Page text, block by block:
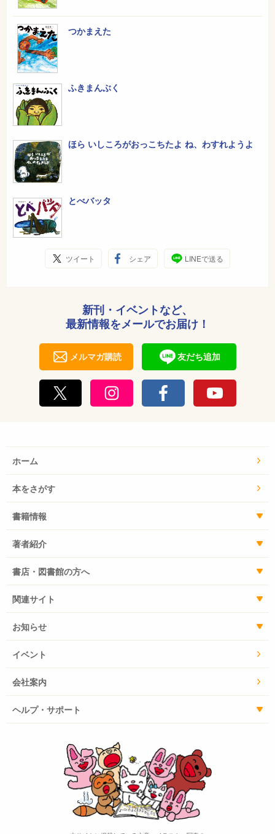
つかまえた
ふきまんぶく
ほら いしころがおっこちたよ ね、わすれようよ
とべバッタ
ツイート シェア LINEで送る
新刊・イベントなど、
最新情報をメールでお届け！
メルマガ購読 友だち追加
ホーム
本をさがす
書籍情報
著者紹介
書店・図書館の方へ
関連サイト
お知らせ
イベント
会社案内
ヘルプ・サポート